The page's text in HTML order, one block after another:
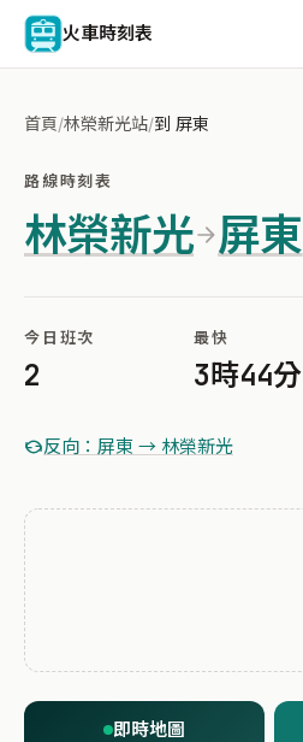
火車時刻表
首頁/林榮新光站/到 屏東
路線時刻表
林榮新光 屏東
今日班次
2
最快
3時44分
反向：屏東 → 林榮新光
即時地圖